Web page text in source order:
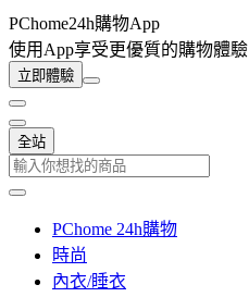
PChome24h購物App
使用App享受更優質的購物體驗
立即體驗
全站
PChome 24h購物
時尚
內衣/睡衣